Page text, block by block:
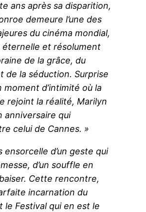
ans après sa disparition,
demeure l’une des
du cinéma mondial,
et résolument
de la grâce, du
de la séduction. Surprise
moment d’intimité où la
rejoint la réalité, Marilyn
anniversaire qui
celui de Cannes. »
ensorcelle d’un geste qui
d’un souffle en
Cette rencontre,
incarnation du
le Festival qui en est le